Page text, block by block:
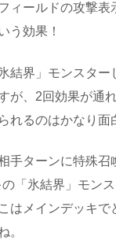
ィールドの攻撃表
う効果！
結界」モンスター
が、2回効果が通
れるのはかなり面
手ターンに特殊召
「氷結界」モン
はメインデッキで
。